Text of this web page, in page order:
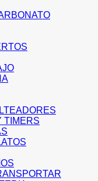
TIMERS